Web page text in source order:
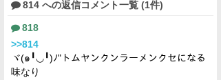
814 への返信コメント一覧 (1件)
818
>>814
ヾ(๑╹◡╹)ﾉ"トムヤンクンラーメンクセになる
味なり